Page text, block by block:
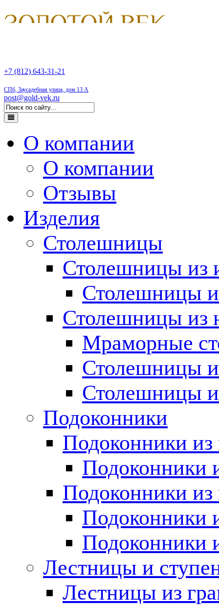
+7 (812) 643-31-21
СПб, Заусадебная улица, дом 13 А
post@gold-vek.ru
О компании
О компании
Отзывы
Изделия
Столешницы
Столешницы из
Столешницы
Столешницы из
Мраморные
Столешницы
Столешницы
Подоконники
Подоконники из
Подоконники
Подоконники из
Подоконники
Подоконники
Лестницы и
Лестницы из